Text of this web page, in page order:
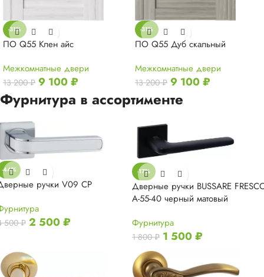
-31%
ПО Q55 Клен айс
Межкомнатные двери
13 200₽ 9 100₽
-31%
ПО Q55 Дуб скальный
Межкомнатные двери
13 200₽ 9 100₽
Фурнитура в ассортименте
-44%
ручки V09 CP
500₽ 2 500₽
-17%
Дверные ручки BUSSARE
A-55-40 черный матовый
Фурнитура
1 800₽ 1 500₽